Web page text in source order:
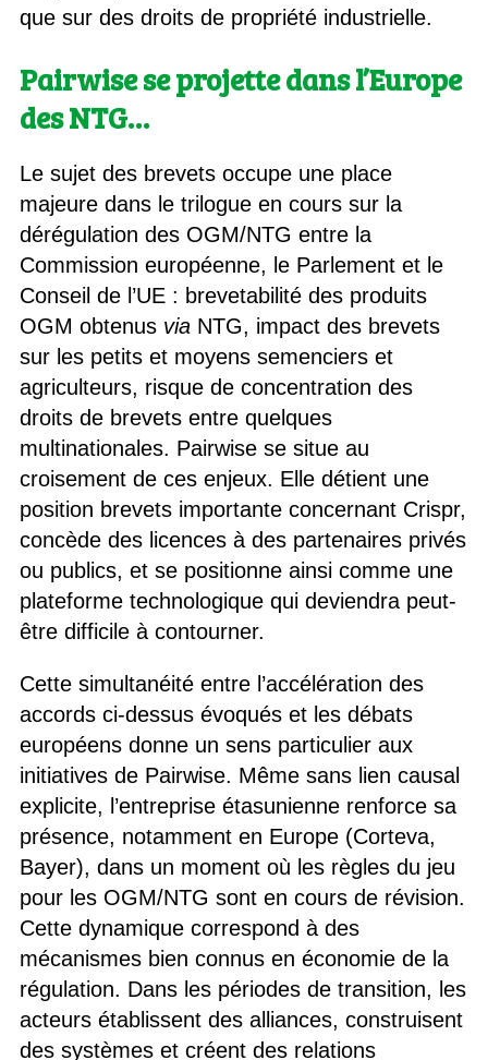
que sur des droits de propriété industrielle.
Pairwise se projette dans l’Europe
des NTG…
Le sujet des brevets occupe une place
majeure dans le trilogue en cours sur la
dérégulation des OGM/NTG entre la
Commission européenne, le Parlement et le
Conseil de l’UE : brevetabilité des produits
OGM obtenus viaNTG, impact des brevets
sur les petits et moyens semenciers et
agriculteurs, risque de concentration des
droits de brevets entre quelques
multinationales. Pairwise se situe au
croisement de ces enjeux. Elle détient une
position brevets importante concernant Crispr,
concède des licences à des partenaires privés
ou publics, et se positionne ainsi comme une
plateforme technologique qui deviendra peut-
être difficile à contourner.
Cette simultanéité entre l’accélération des
accords ci-dessus évoqués et les débats
européens donne un sens particulier aux
initiatives de Pairwise. Même sans lien causal
explicite, l’entreprise étasunienne renforce sa
présence, notamment en Europe (Corteva,
Bayer), dans un moment où les règles du jeu
pour les OGM/NTG sont en cours de révision.
Cette dynamique correspond à des
mécanismes bien connus en économie de la
régulation. Dans les périodes de transition, les
acteurs établissent des alliances, construisent
des systèmes et créent des relations